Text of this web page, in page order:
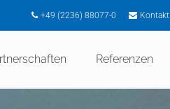
+49 (2236) 88077-0 Kontakt
Referenzen